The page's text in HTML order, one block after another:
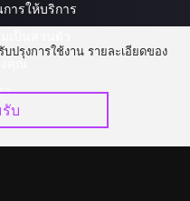
ารให้บริการ
งคุณ
า
ปรุงการใช้งาน รายละเอียดของ
บ